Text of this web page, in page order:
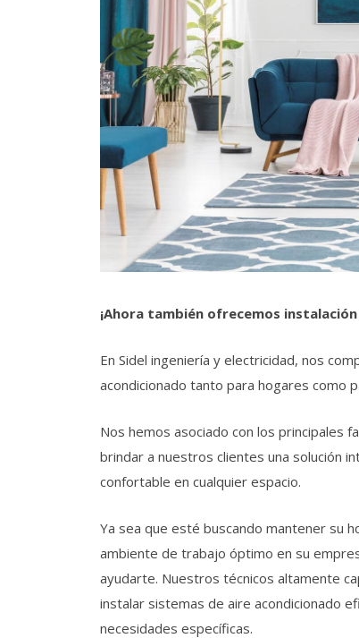
¡Ahora también ofrecemos
En Sidel ingeniería y electricidad, nos
acondicionado tanto para hogares como
Nos hemos asociado con los principales
brindar a nuestros clientes una solución
confortable en cualquier espacio.
Ya sea que esté buscando mantener su
ambiente de trabajo óptimo en su
ayudarte. Nuestros técnicos altamente
instalar sistemas de aire acondicionado
necesidades específicas.